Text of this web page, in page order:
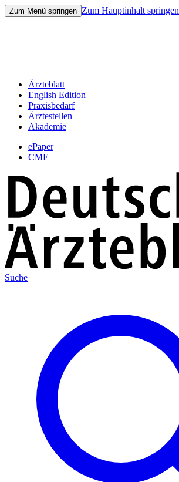
Zum Menü springen Zum Hauptinhalt springen
Ärzteblatt
English Edition
Praxisbedarf
Ärztestellen
Akademie
ePaper
CME
Suche